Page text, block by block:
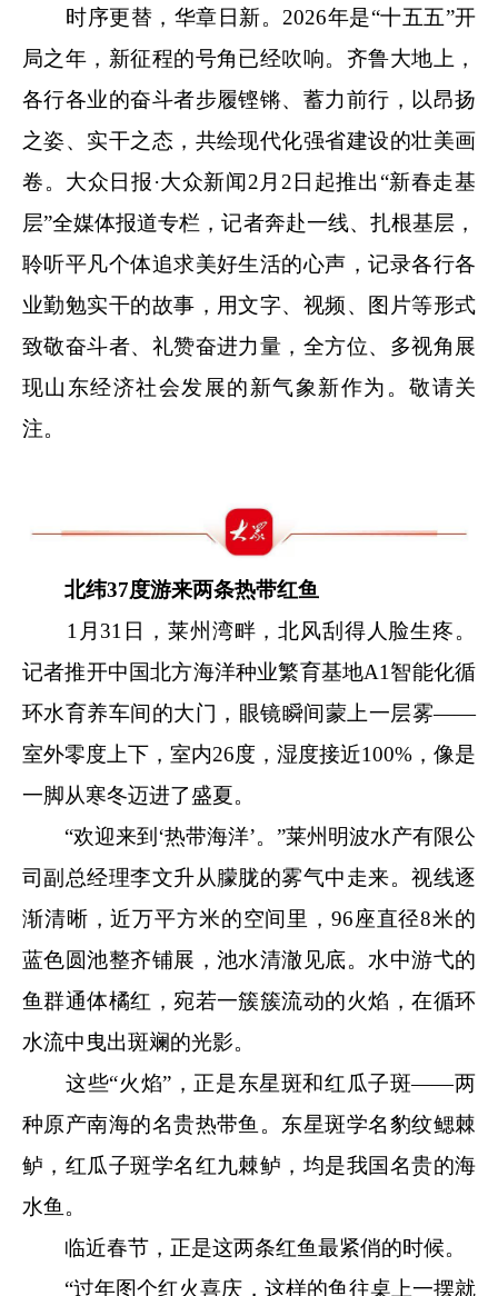
时序更替，华章日新。2026年是“十五五”开
局之年，新征程的号角已经吹响。齐鲁大地上，
各行各业的奋斗者步履铿锵、蓄力前行，以昂扬
之姿、实干之态，共绘现代化强省建设的壮美画
卷。大众日报·大众新闻2月2日起推出“新春走基
层”全媒体报道专栏，记者奔赴一线、扎根基层，
聆听平凡个体追求美好生活的心声，记录各行各
业勤勉实干的故事，用文字、视频、图片等形式
致敬奋斗者、礼赞奋进力量，全方位、多视角展
现山东经济社会发展的新气象新作为。敬请关
注。
北纬37度游来两条热带红鱼
1月31日，莱州湾畔，北风刮得人脸生疼。
记者推开中国北方海洋种业繁育基地A1智能化循
环水育养车间的大门，眼镜瞬间蒙上一层雾——
室外零度上下，室内26度，湿度接近100%，像是
一脚从寒冬迈进了盛夏。
“欢迎来到‘热带海洋’。”莱州明波水产有限公
司副总经理李文升从朦胧的雾气中走来。视线逐
渐清晰，近万平方米的空间里，96座直径8米的
蓝色圆池整齐铺展，池水清澈见底。水中游弋的
鱼群通体橘红，宛若一簇簇流动的火焰，在循环
水流中曳出斑斓的光影。
这些“火焰”，正是东星斑和红瓜子斑——两
种原产南海的名贵热带鱼。东星斑学名豹纹鳃棘
鲈，红瓜子斑学名红九棘鲈，均是我国名贵的海
水鱼。
临近春节，正是这两条红鱼最紧俏的时候。
“过年图个红火喜庆，这样的鱼往桌上一摆就